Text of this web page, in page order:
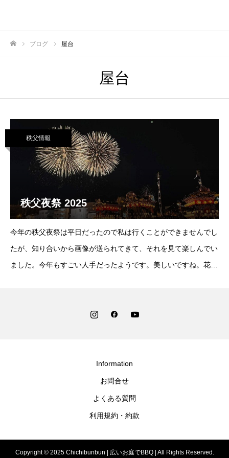
ブログ 屋台
屋台
秩父情報
秩父夜祭 2025
今年の秩父夜祭は平日だったので私は行くことができませんでし
たが、知り合いから画像が送られてきて、それを見て楽しんでい
ました。今年もすごい人手だったようです。美しいですね。花火
Information
お問合せ
よくある質問
利用規約・約款
Copyright © 2025 Chichibunbun | 広いお庭でBBQ | All Rights Reserved.